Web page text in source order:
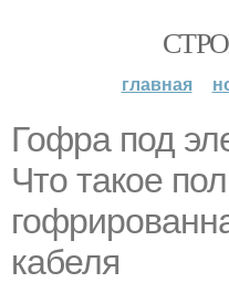
главная
Гофра под
Что такое
кабеля